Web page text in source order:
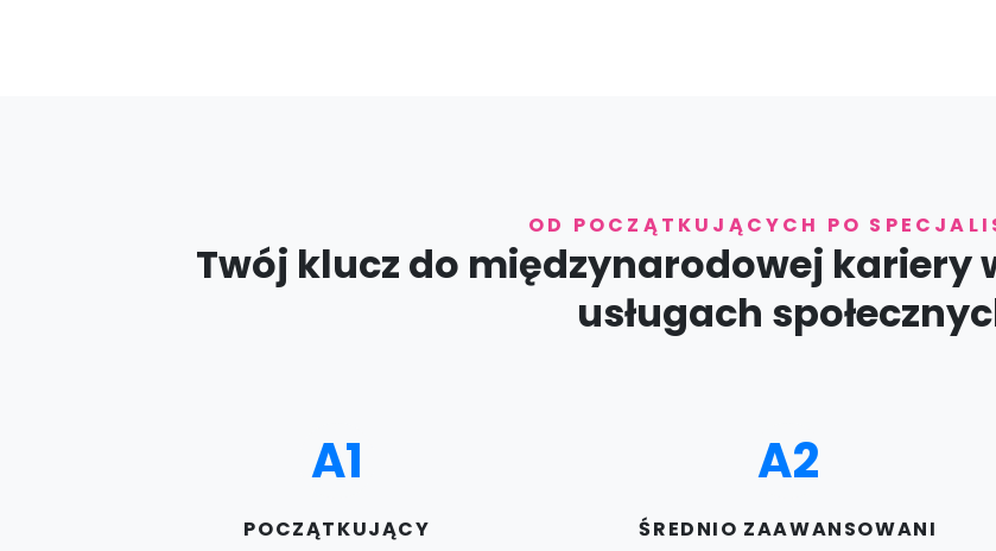
OD POCZĄTKUJĄCYCH PO
Twój klucz do międzynarodowej kariery
usługach
A1
POCZĄTKUJĄCY
A2
ŚREDNIO ZAAWANSOWANI